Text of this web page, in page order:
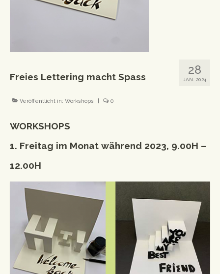
Events
28
JAN. 2024
Freies Lettering macht Spass
Veröffentlicht in: Workshops 0
WORKSHOPS
1. Freitag im Monat während 2023, 9.00H –
12.00H